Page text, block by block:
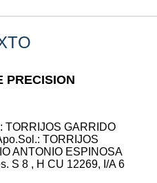
PRECISION
TORRIJOS GARRIDO
TORRIJOS
ANTONIO ESPINOSA
S 8 , H CU 12269, I/A 6